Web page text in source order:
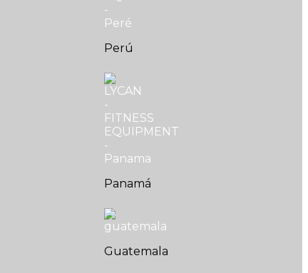
Perú
Panamá
Guatemala